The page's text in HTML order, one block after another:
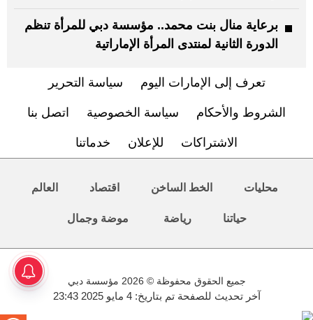
برعاية منال بنت محمد.. مؤسسة دبي للمرأة تنظم
الدورة الثانية لمنتدى المرأة الإماراتية
تعرف إلى الإمارات اليوم سياسة التحرير
الشروط والأحكام سياسة الخصوصية اتصل بنا
الاشتراكات للإعلان خدماتنا
محليات الخط الساخن اقتصاد العالم
حياتنا رياضة موضة وجمال
جميع الحقوق محفوظة © 2026 مؤسسة دبي
آخر تحديث للصفحة تم بتاريخ: 4 مايو 2025 23:43